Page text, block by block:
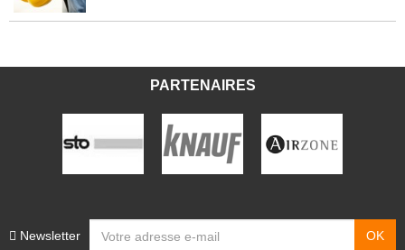
PARTENAIRES
Newsletter